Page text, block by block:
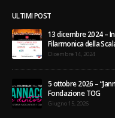
Orari:Lun - Ven / 9:00 AM -
ULTIMI POST
13 dicembre 2024 –
Filarmonica della
5 ottobre 2026 –